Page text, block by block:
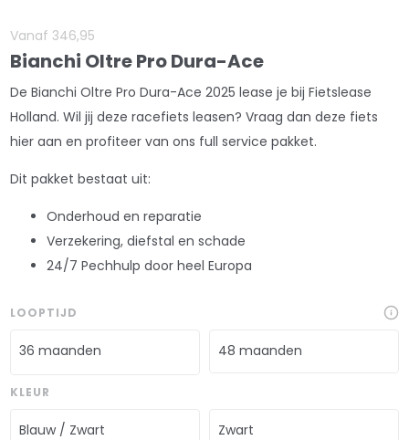
Vanaf346,95
Bianchi Oltre Pro Dura-Ace
De Bianchi Oltre Pro Dura-Ace 2025 lease je bij Fietslease
Holland. Wil jij deze racefiets leasen? Vraag dan deze fiets
hier aan en profiteer van ons full service pakket.
Dit pakket bestaat uit:
Onderhoud en reparatie
Verzekering, diefstal en schade
24/7 Pechhulp door heel Europa
LOOPTIJD
36 maanden 48 maanden
KLEUR
Blauw / Zwart Zwart